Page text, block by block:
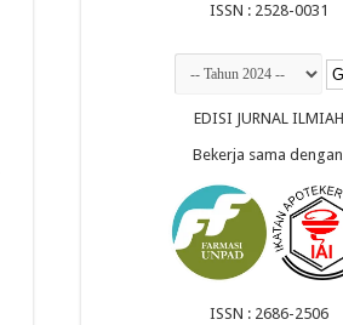
ISSN : 2528-0031
EDISI JURNAL ILMIAH
Bekerja sama
ISSN : 2686-2506